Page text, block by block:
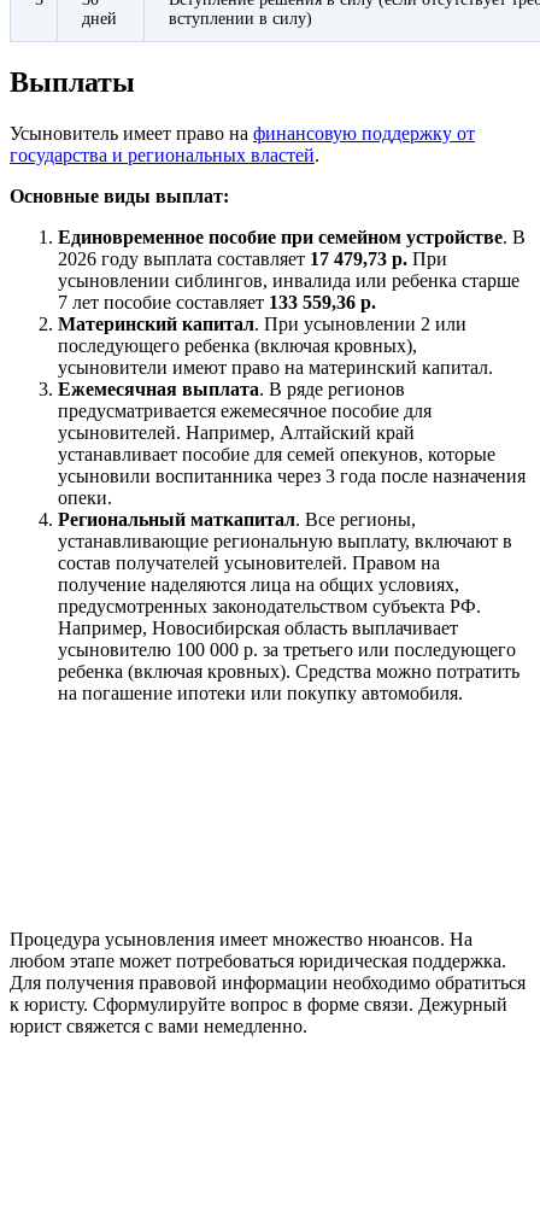
дней
вступлении в силу)
Выплаты
Усыновитель имеет право на финансовую поддержку от
государства и региональных властей.
Основные виды выплат:
Единовременное пособие при семейном устройстве. В
2026 году выплата составляет 17 479,73 р. При
усыновлении сиблингов, инвалида или ребенка старше
7 лет пособие составляет 133 559,36 р.
Материнский капитал. При усыновлении 2 или
последующего ребенка (включая кровных),
усыновители имеют право на материнский капитал.
Ежемесячная выплата. В ряде регионов
предусматривается ежемесячное пособие для
усыновителей. Например, Алтайский край
устанавливает пособие для семей опекунов, которые
усыновили воспитанника через 3 года после назначения
опеки.
Региональный маткапитал. Все регионы,
устанавливающие региональную выплату, включают в
состав получателей усыновителей. Правом на
получение наделяются лица на общих условиях,
предусмотренных законодательством субъекта РФ.
Например, Новосибирская область выплачивает
усыновителю 100 000 р. за третьего или последующего
ребенка (включая кровных). Средства можно потратить
на погашение ипотеки или покупку автомобиля.
Процедура усыновления имеет множество нюансов. На
любом этапе может потребоваться юридическая поддержка.
Для получения правовой информации необходимо обратиться
к юристу. Сформулируйте вопрос в форме связи. Дежурный
юрист свяжется с вами немедленно.